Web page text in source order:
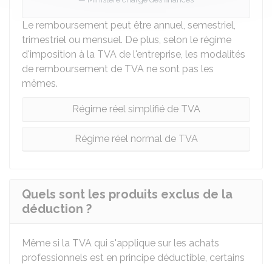
Le remboursement peut être annuel, semestriel,
trimestriel ou mensuel. De plus, selon le régime
d'imposition à la TVA de l'entreprise, les modalités
de remboursement de TVA ne sont pas les
mêmes.
Régime réel simplifié de TVA
Régime réel normal de TVA
Quels sont les produits exclus de la
déduction ?
Même si la TVA qui s'applique sur les achats
professionnels est en principe déductible, certains